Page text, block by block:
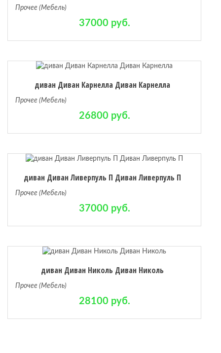
Прочее (Мебель)
37000 руб.
диван Диван Карнелла Диван Карнелла
Прочее (Мебель)
26800 руб.
диван Диван Ливерпуль П Диван Ливерпуль П
Прочее (Мебель)
37000 руб.
диван Диван Николь Диван Николь
Прочее (Мебель)
28100 руб.